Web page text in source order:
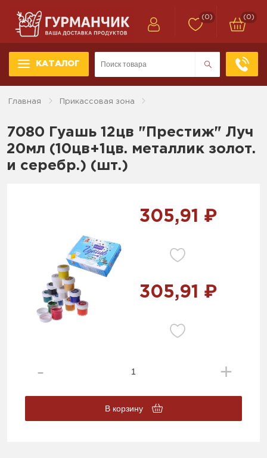
КАТАЛОГ
(0) (0)
Главная Прикассовая зона
7080 Гуашь 12цв "Престиж" Луч
20мл (10цв+1цв. металлик золот.
и серебр.) (шт.)
305,91 ₽
305,91 ₽
В корзину